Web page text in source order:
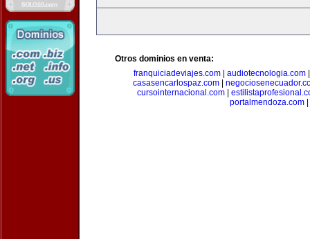
Otros dominios en venta:
franquiciadeviajes.com| audiotecnologia.com
casasencarlospaz.com|
cursointernacional.com|
portalmendoza.com